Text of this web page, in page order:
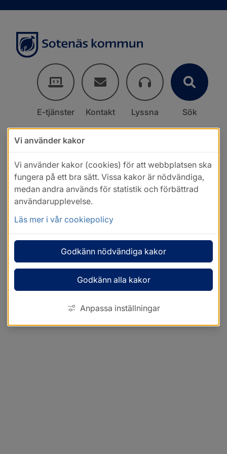
E-tjänster Kontakt Lyssna Sök
Vi använder kakor
Vi använder kakor (cookies) för att webbplatsen ska
fungera på ett bra sätt. Vissa kakor är nödvändiga,
medan andra används för statistik och förbättrad
användarupplevelse.
Läs mer i vår cookiepolicy
Godkänn nödvändiga kakor
Godkänn alla kakor
Anpassa inställningar